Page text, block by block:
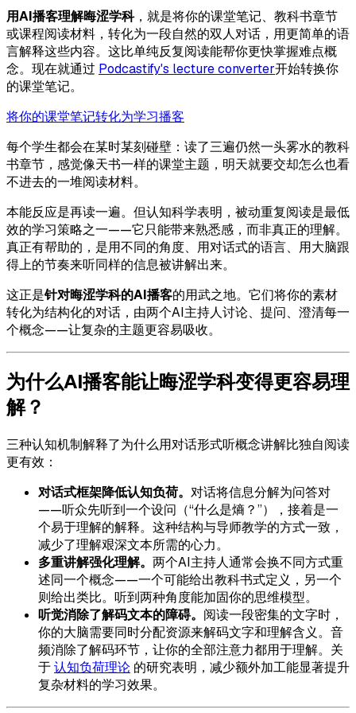
用AI播客理解晦涩学科，就是将你的课堂笔记、教科书章节
或课程阅读材料，转化为一段自然的双人对话，用更简单的语
言解释这些内容。这比单纯反复阅读能帮你更快掌握难点概
念。现在就通过 Podcastify's lecture converter开始转换你
的课堂笔记。
将你的课堂笔记转化为学习播客
每个学生都会在某时某刻碰壁：读了三遍仍然一头雾水的教科
书章节，感觉像天书一样的课堂主题，明天就要交却怎么也看
不进去的一堆阅读材料。
本能反应是再读一遍。但认知科学表明，被动重复阅读是最低
效的学习策略之一——它只能带来熟悉感，而非真正的理解。
真正有帮助的，是用不同的角度、用对话式的语言、用大脑跟
得上的节奏来听同样的信息被讲解出来。
这正是针对晦涩学科的AI播客的用武之地。它们将你的素材
转化为结构化的对话，由两个AI主持人讨论、提问、澄清每一
个概念——让复杂的主题更容易吸收。
为什么AI播客能让晦涩学科变得更容易理
解？
三种认知机制解释了为什么用对话形式听概念讲解比独自阅读
更有效：
对话式框架降低认知负荷。 对话将信息分解为问答对
——听众先听到一个设问（“什么是熵？”），接着是一
个易于理解的解释。这种结构与导师教学的方式一致，
减少了理解艰深文本所需的心力。
多重讲解强化理解。 两个AI主持人通常会换不同方式重
述同一个概念——一个可能给出教科书式定义，另一个
则给出类比。听到两种角度能加固你的思维模型。
听觉消除了解码文本的障碍。 阅读一段密集的文字时，
你的大脑需要同时分配资源来解码文字和理解含义。音
频消除了解码环节，让你的全部注意力都用于理解。关
于认知负荷理论 的研究表明，减少额外加工能显著提升
复杂材料的学习效果。